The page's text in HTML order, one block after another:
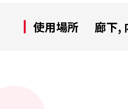
使用場所 廊下,